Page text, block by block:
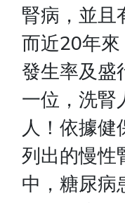
腎病，並且
而近20年
發生率及盛
一位，洗腎
人！依據健
列出的慢性
中，糖尿病